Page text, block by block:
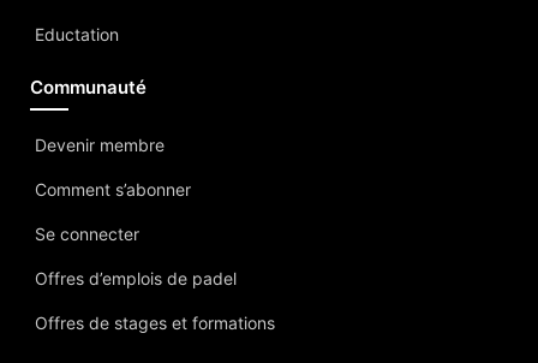
Eductation
Communauté
Devenir membre
Comment s’abonner
Se connecter
Offres d’emplois de padel
Offres de stages et formations